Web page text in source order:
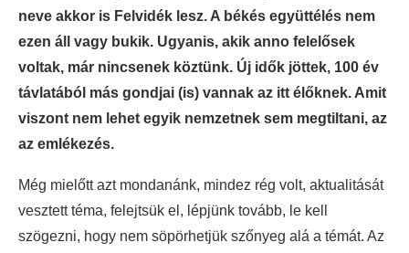
neve akkor is Felvidék lesz. A békés együttélés nem
ezen áll vagy bukik. Ugyanis, akik anno felelősek
voltak, már nincsenek köztünk. Új idők jöttek, 100 év
távlatából más gondjai (is) vannak az itt élőknek. Amit
viszont nem lehet egyik nemzetnek sem megtiltani, az
az emlékezés.
Még mielőtt azt mondanánk, mindez rég volt, aktualitását
vesztett téma, felejtsük el, lépjünk tovább, le kell
szögezni, hogy nem söpörhetjük szőnyeg alá a témát. Az